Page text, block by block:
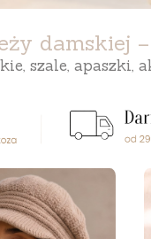
damskiej
szale, apaszki,